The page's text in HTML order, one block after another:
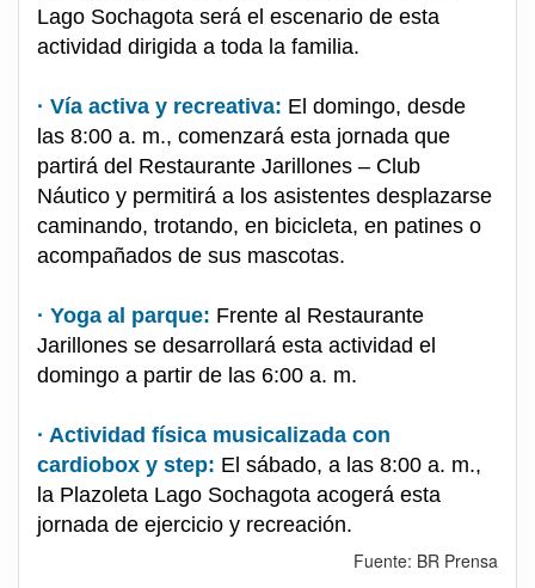
Lago Sochagota será el escenario de esta
actividad dirigida a toda la familia.
· Vía activa y recreativa: El domingo, desde
las 8:00 a. m., comenzará esta jornada que
partirá del Restaurante Jarillones – Club
Náutico y permitirá a los asistentes desplazarse
caminando, trotando, en bicicleta, en patines o
acompañados de sus mascotas.
· Yoga al parque: Frente al Restaurante
Jarillones se desarrollará esta actividad el
domingo a partir de las 6:00 a. m.
· Actividad física musicalizada con
cardiobox y step: El sábado, a las 8:00 a. m.,
la Plazoleta Lago Sochagota acogerá esta
jornada de ejercicio y recreación.
Fuente: BR Prensa